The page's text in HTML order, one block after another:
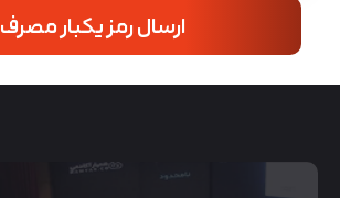
ارسال رمز یکبار مصرف